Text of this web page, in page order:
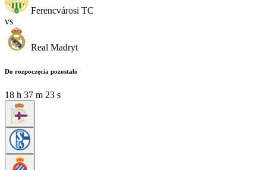
Ferencvárosi TC
vs
Real Madryt
Do rozpoczęcia pozostało
18 h 37 m 22 s